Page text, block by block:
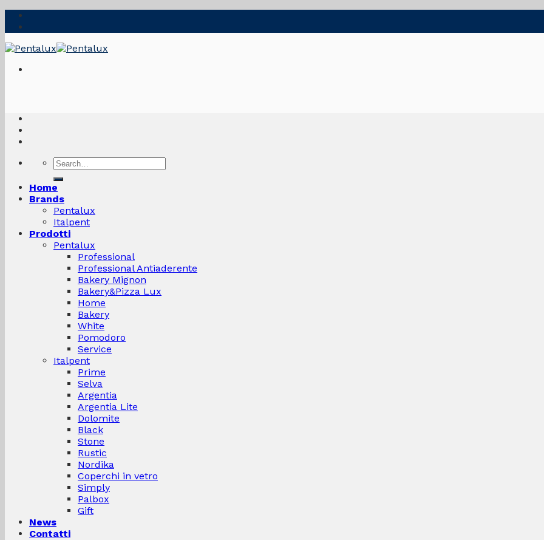
Skip
Search
for:
Home
Brands
Pentalux
Italpent
Prodotti
Pentalux
Professional
Professional Antiaderente
Bakery Mignon
Bakery&Pizza Lux
Home
Bakery
White
Pomodoro
Service
Italpent
Prime
Selva
Argentia
Argentia Lite
Dolomite
Black
Stone
Rustic
Nordika
Coperchi in vetro
Simply
Palbox
Gift
News
Contatti